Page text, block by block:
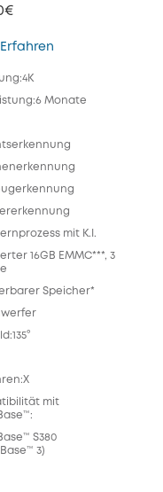
3)
Monate
mit K.I.
16GB EMMC***, 3
Speicher*
mit
S380
3)